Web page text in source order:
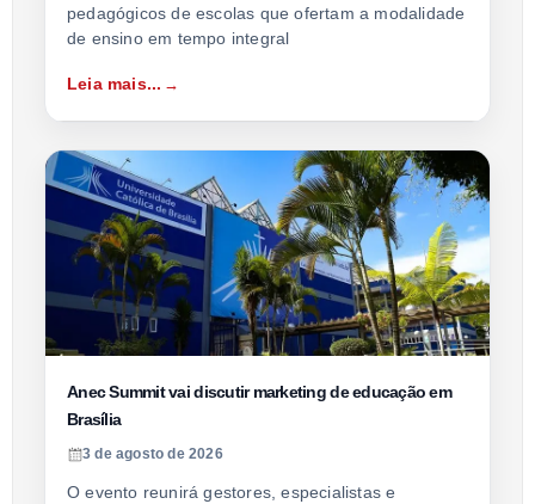
pedagógicos de escolas que ofertam a modalidade
de ensino em tempo integral
Leia mais...
Anec Summit vai discutir marketing de educação em
Brasília
3 de agosto de 2026
O evento reunirá gestores, especialistas e